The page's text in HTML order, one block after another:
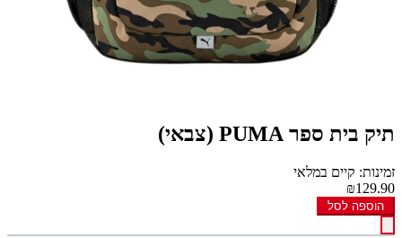
תיק בית ספר PUMA (צבאי)
זמינות: קיים במלאי
₪129.90
הוספה לסל